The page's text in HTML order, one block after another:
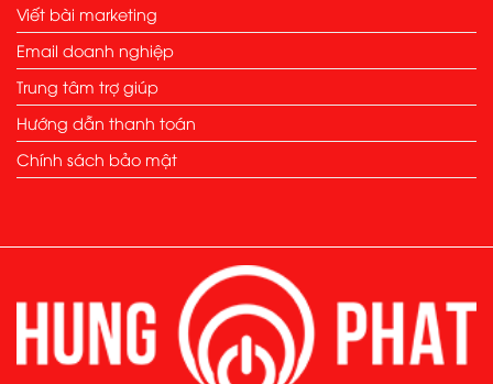
Viết bài marketing
Email doanh nghiệp
Trung tâm trợ giúp
Hướng dẫn thanh toán
Chính sách bảo mật